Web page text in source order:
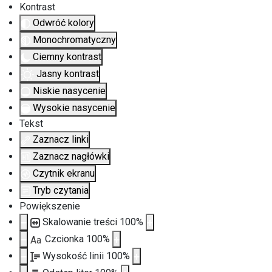
Kontrast
Odwróć kolory
Monochromatyczny
Ciemny kontrast
Jasny kontrast
Niskie nasycenie
Wysokie nasycenie
Tekst
Zaznacz linki
Zaznacz nagłówki
Czytnik ekranu
Tryb czytania
Powiększenie
Skalowanie treści 100%
Aa Czcionka 100%
Wysokość linii 100%